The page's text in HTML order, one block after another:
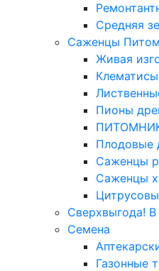
Средняя
Саженцы
Живая
Клематисы
Пионы
Плодовые
Саженцы
Саженцы
Сверхвыгода!
Семена
Газонные